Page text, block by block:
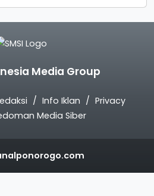
Media Group
Info Iklan
Privacy
Media Siber